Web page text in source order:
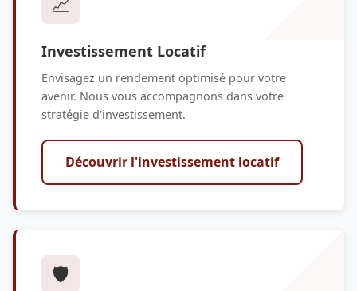
Investissement Locatif
Envisagez un rendement optimisé pour votre
avenir. Nous vous accompagnons dans votre
stratégie d'investissement.
Découvrir l'investissement locatif
🛡️